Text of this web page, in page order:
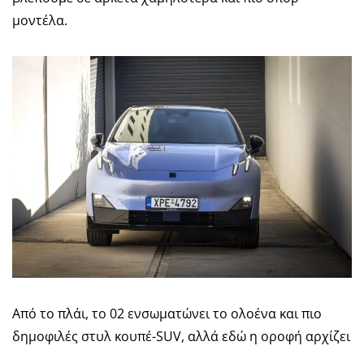
μοντέλα.
Από το πλάι, το 02 ενσωματώνει το ολοένα και πιο
δημοφιλές στυλ κουπέ-SUV, αλλά εδώ η οροφή αρχίζει